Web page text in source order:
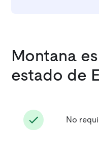
Montana es
estado de
No